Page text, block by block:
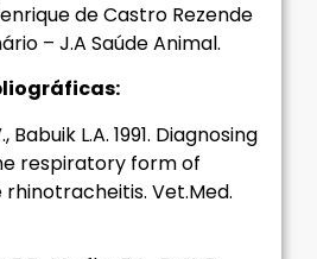
de Castro Rezende
– J.A Saúde Animal.
L.A. 1991. Diagnosing
respiratory form of
Vet.Med.